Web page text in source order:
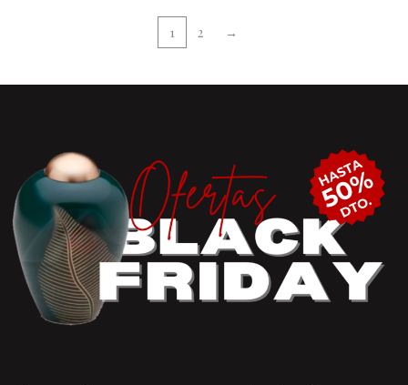
1 2 →